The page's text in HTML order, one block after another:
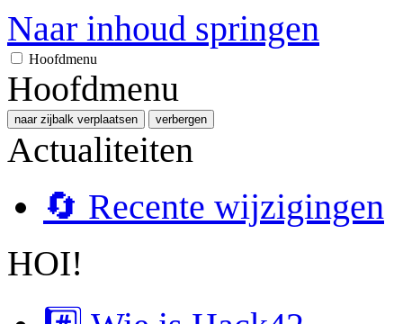
Naar inhoud springen
Hoofdmenu
Hoofdmenu
naar zijbalk verplaatsen verbergen
Actualiteiten
🔄 Recente wijzigingen
HOI!